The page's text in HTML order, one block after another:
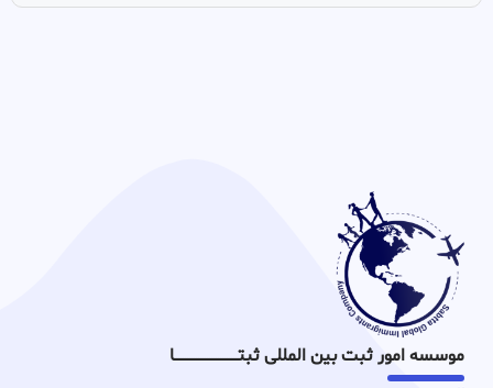
موسسه امور ثبت بین المللی ثبتـــــــــــــــــــــــــــــا